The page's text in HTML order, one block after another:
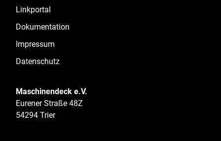
Linkportal
Dokumentation
Impressum
Datenschutz
Maschinendeck e.V.
Eurener Straße 48Z
54294 Trier